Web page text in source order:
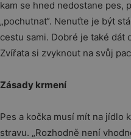
kam se hned nedostane pes,
„pochutnat“. Nenuťte je být
cestu sami. Dobré je také dát
Zvířata si zvyknout na svůj
Zásady krmení
Pes a kočka musí mít na jídlo
stravu. „Rozhodně není